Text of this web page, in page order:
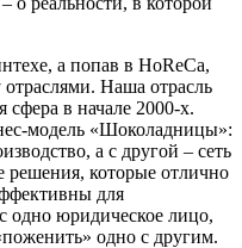
а попав в HoReCa,
Наша отрасль
сфера в начале 2000-х.
модель «Шоколадницы»:
а с другой – сеть
которые отлично
для
одно юридическое лицо,
одно с другим.